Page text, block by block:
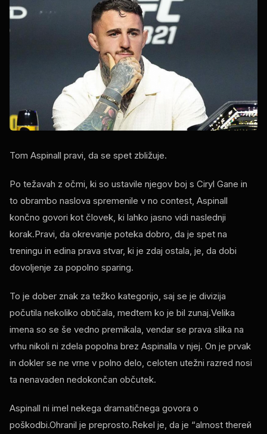
Tom Aspinall pravi, da se spet zbližuje.
Po težavah z očmi, ki so ustavile njegov boj s Ciryl Gane in
to obrambo naslova spremenile v no contest, Aspinall
končno govori kot človek, ki lahko jasno vidi naslednji
korak.Pravi, da okrevanje poteka dobro, da je spet na
treningu in edina prava stvar, ki je zdaj ostala, je, da dobi
dovoljenje za popolno sparing.
To je dober znak za težko kategorijo, saj se je divizija
počutila nekoliko obtičala, medtem ko je bil zunaj.Velika
imena so se še vedno premikala, vendar se prava slika na
vrhu nikoli ni zdela popolna brez Aspinalla v njej. On je prvak
in dokler se ne vrne v polno delo, celoten utežni razred nosi
ta nenavaden nedokončan občutek.
Aspinall ni imel nekega dramatičnega govora o
poškodbi.Ohranil je preprosto.Rekel je, da je “almost thereй